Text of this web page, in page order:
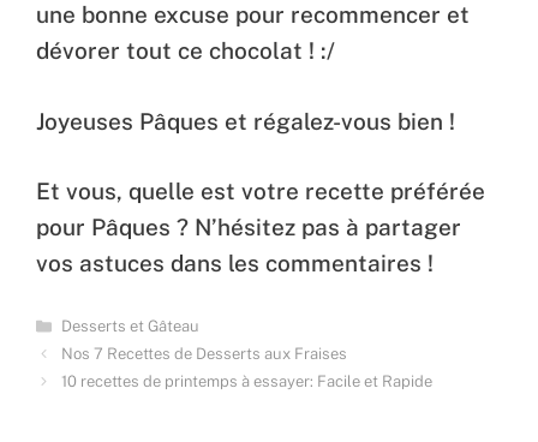
une bonne excuse pour recommencer et
dévorer tout ce chocolat ! :/
Joyeuses Pâques et régalez-vous bien !
Et vous, quelle est votre recette préférée
pour Pâques ? N’hésitez pas à partager
vos astuces dans les commentaires !
Categories
Desserts et Gâteau
Nos 7 Recettes de Desserts aux Fraises
10 recettes de printemps à essayer: Facile et Rapide